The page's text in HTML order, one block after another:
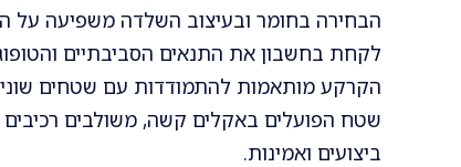
הבחירה בחומר ובעיצוב השלדה משפיעה על
לקחת בחשבון את התנאים הסביבתיים
הקרקע מותאמות להתמודדות עם שטחים
שטח הפועלים באקלים קשה, משולבים רכיבים
ביצועים ואמינות.